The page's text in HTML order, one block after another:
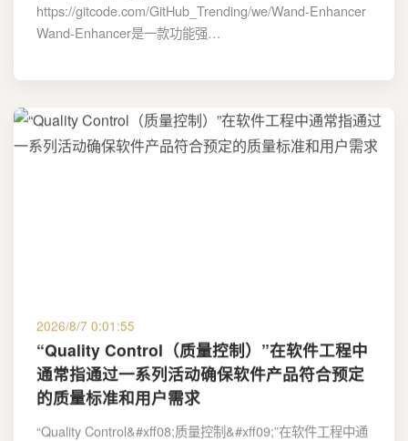
https://gitcode.com/GitHub_Trending/we/Wand-Enhancer
Wand-Enhancer是一款功能强…
2026/8/7 0:01:55
“Quality Control（质量控制）”在软件工程中
通常指通过一系列活动确保软件产品符合预定
的质量标准和用户需求
“Quality Control&#xff08;质量控制&#xff09;”在软件工程中通